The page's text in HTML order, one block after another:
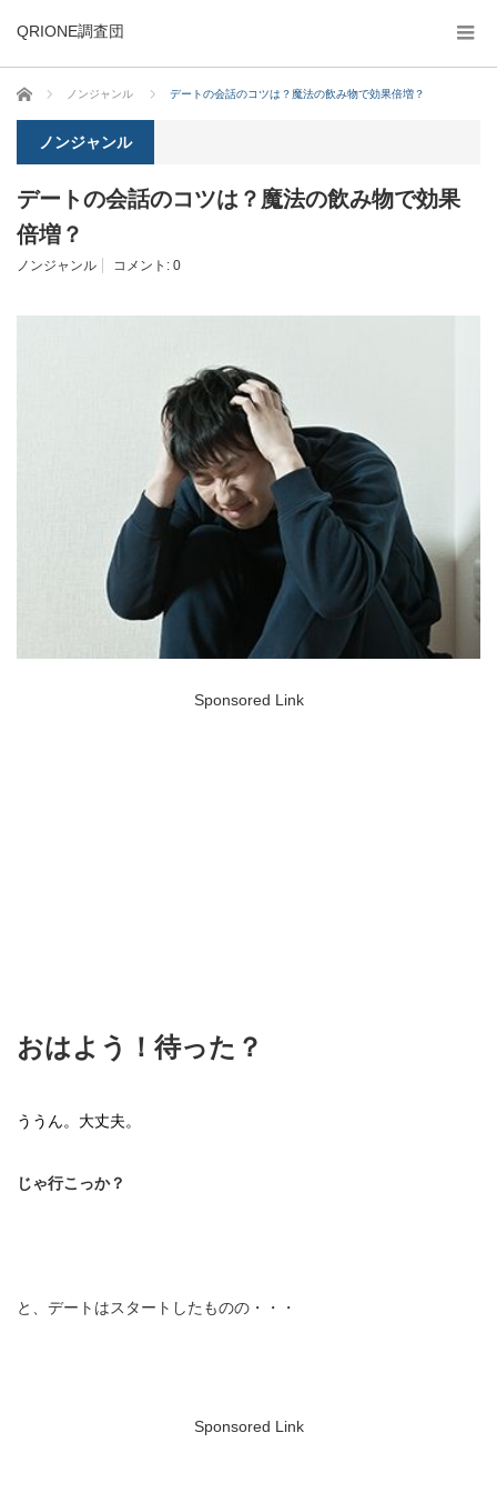
QRIONE調査団
ホーム ノンジャンル デートの会話のコツは？魔法の飲み物で効果倍増？
ノンジャンル
デートの会話のコツは？魔法の飲み物で効果
倍増？
ノンジャンル コメント: 0
Sponsored Link
おはよう！待った？
ううん。大丈夫。
じゃ行こっか？
と、デートはスタートしたものの・・・
Sponsored Link